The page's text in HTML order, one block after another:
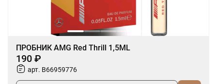
ПРОБНИК AMG Red Thrill 1,5ML
190 ₽
арт. B66959776